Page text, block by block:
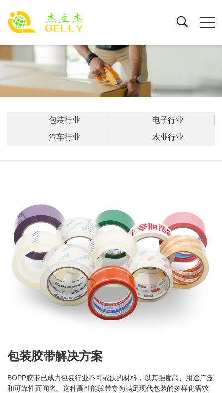
包装行业
电子行业
汽车行业
农业行业
包装胶带解决方案
BOPP胶带已成为包装行业不可或缺的材料，以其强度高、用途广泛
和可靠性而闻名。这种高性能胶带专为满足现代包装的多样化需求